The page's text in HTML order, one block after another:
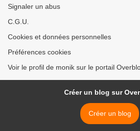
Signaler un abus
C.G.U.
Cookies et données personnelles
Préférences cookies
Voir le profil de monik sur le portail
Créer un blog sur
Créer un blog